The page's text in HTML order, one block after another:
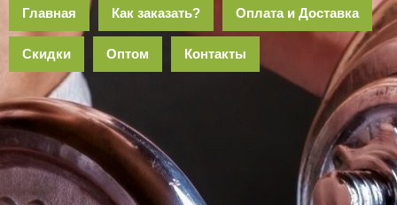
Главная Как заказать? Оплата и Доставка
Скидки Оптом Контакты